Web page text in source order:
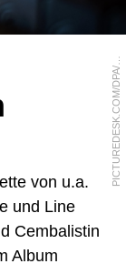
P
I
C
T
U
R
E
D
E
S
K
.
C
O
M
/
D
P
A
/
A
R
N
O
B
U
R
G
I
von u.a.
und Line
Cembalistin
Album